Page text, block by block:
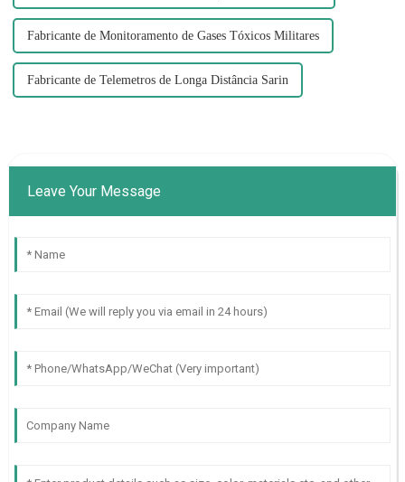
Fabricante de Monitoramento de Gases Tóxicos Militares
Fabricante de Telemetros de Longa Distância Sarin
Leave Your Message